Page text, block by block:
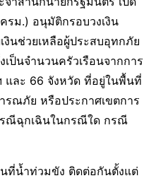
รม.) อนุมัติกรอบวงเงิน
นช่วยเหลือผู้ประสบอุทกภัย
ป็นจำนวนครัวเรือนจากการ
และ 66 จังหวัด ที่อยู่ในพื้นที่
รณภัย หรือประกาศเขตการ
ณีฉุกเฉินในกรณีใด กรณี
ที่น้ำท่วมขัง ติดต่อกันตั้งแต่